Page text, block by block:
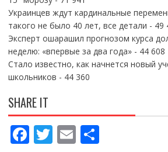
Украинцев ждут кардинальные
такого не было 40 лет, все детали - 49
Эксперт ошарашил прогнозом курса
неделю: «впервые за два года»- 44 608
Стало известно, как начнется новый
школьников - 44 360
SHARE IT
F T E П